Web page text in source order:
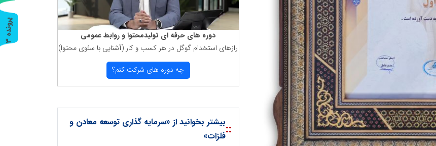
دوره های حرفه ای تولیدمحتوا و روابط عمومی
رازهای استخدام گوگل در هر كسب و كار (آشنایی با سئوی محتوا)
چه دوره های شركت كنم؟
::بیشتر بخوانید از «سرمایه گذاری توسعه معادن و
فلزات»
پ
ر
و
ن
د
ه
3